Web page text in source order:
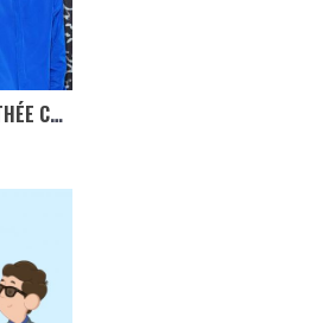
GET THE LOOK – TIMOTHÉE CHALAMET